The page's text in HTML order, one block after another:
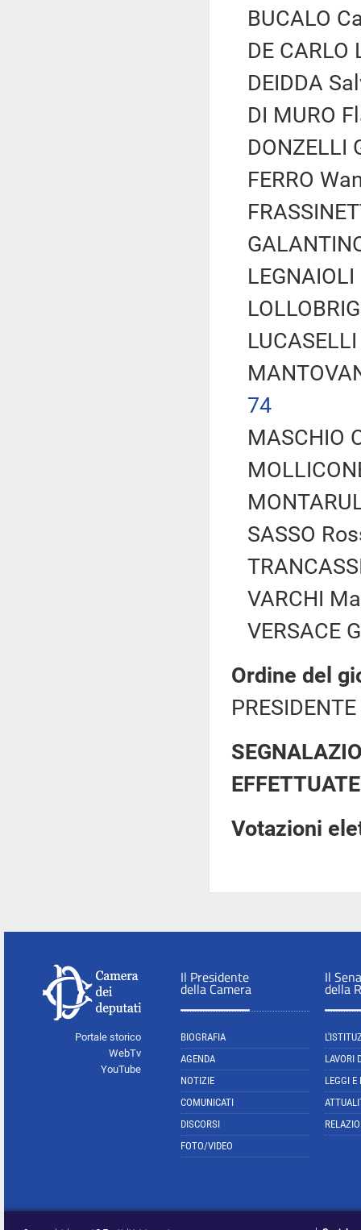
BUCALO
DE
DEIDDA
DI MURO
DONZELLI
FERRO
74
MASCHIO
SASSO
VARCHI
VERSACE
Ordine del
Votazioni
Portale storico
WebTv
YouTube
Il Presidente
della Camera
BIOGRAFIA
AGENDA
NOTIZIE
COMUNICATI
DISCORSI
FOTO/VIDEO
Il
della
LAVORI
LEGGI E